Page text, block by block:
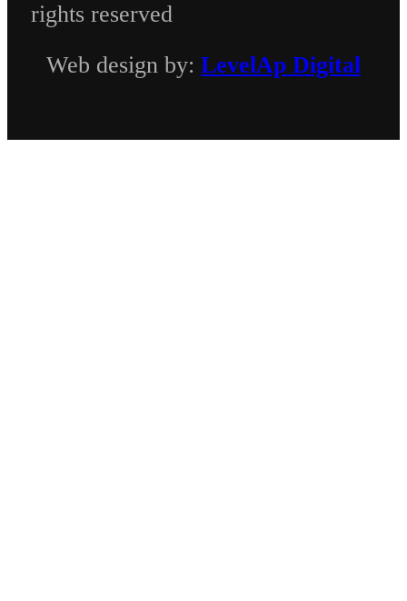
rights reserved
Web design by: LevelAp Digital